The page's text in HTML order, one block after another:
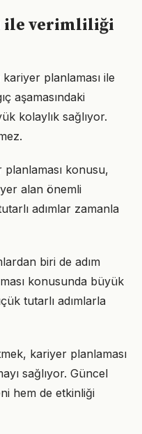
ile verimliliği
planlaması ile
aşamasındaki
kolaylık sağlıyor.
konusu,
alan önemli
adımlar zamanla
biri de adım
konusunda büyük
tutarlı adımlarla
kariyer planlaması
sağlıyor. Güncel
hem de etkinliği